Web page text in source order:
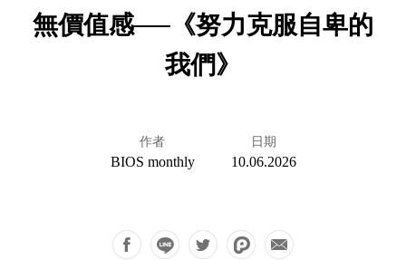
無價值感──《努力克服自卑的
我們》
作者
BIOS monthly
日期
10.06.2026